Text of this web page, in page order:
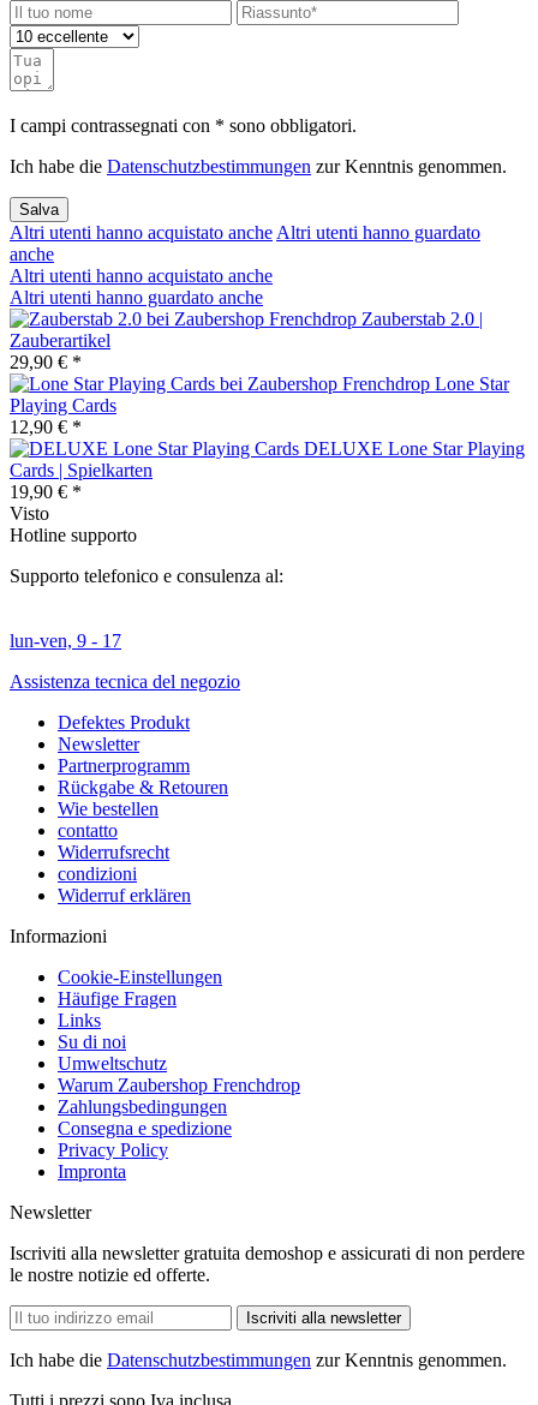
I campi contrassegnati con * sono obbligatori.
Ich habe die Datenschutzbestimmungen zur Kenntnis genommen.
Salva
Altri utenti hanno acquistato anche Altri utenti hanno guardato
anche
Altri utenti hanno acquistato anche
Altri utenti hanno guardato anche
Zauberstab 2.0 |
Zauberartikel
29,90 € *
Lone Star
Playing Cards
12,90 € *
DELUXE Lone Star Playing
Cards | Spielkarten
19,90 € *
Visto
Hotline supporto
Supporto telefonico e consulenza al:
lun-ven, 9 - 17
Assistenza tecnica del negozio
Defektes Produkt
Newsletter
Partnerprogramm
Rückgabe & Retouren
Wie bestellen
contatto
Widerrufsrecht
condizioni
Widerruf erklären
Informazioni
Cookie-Einstellungen
Häufige Fragen
Links
Su di noi
Umweltschutz
Warum Zaubershop Frenchdrop
Zahlungsbedingungen
Consegna e spedizione
Privacy Policy
Impronta
Newsletter
Iscriviti alla newsletter gratuita demoshop e assicurati di non perdere
le nostre notizie ed offerte.
Iscriviti alla newsletter
Ich habe die Datenschutzbestimmungen zur Kenntnis genommen.
Tutti i prezzi sono Iva inclusa